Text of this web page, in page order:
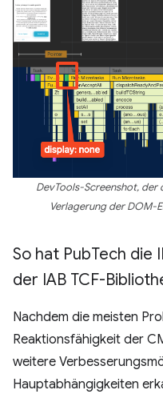
DevTools-Screenshot, der
Verlagerung der DOM-
So hat PubTech die
der IAB TCF-
Nachdem die meisten
Reaktionsfähigkeit der
weitere
Hauptabhängigkeiten